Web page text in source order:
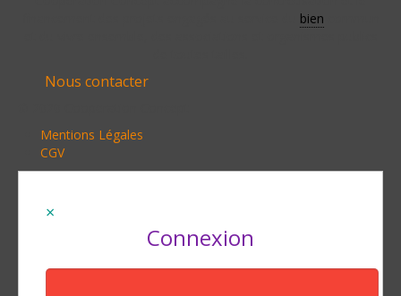
bien
Nous contacter
Mentions Légales
CGV
Connexion